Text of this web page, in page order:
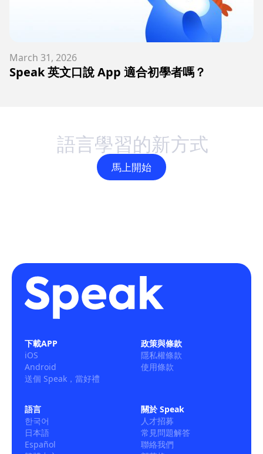
March 31, 2026
Speak 英文口說 App 適合初學者嗎？
語言學習的新方式
馬上開始
關於 Speak
人才招募
常見問題解答
聯絡我們
政策與條款
隱私權條款
使用條款
語言
한국어
日本語
Español
下載APP
iOS
Android
送個 Speak，當好禮